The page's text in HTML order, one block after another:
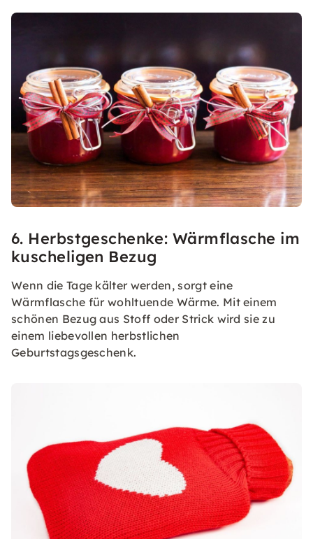
6. Herbstgeschenke: Wärmflasche im
kuscheligen Bezug
Wenn die Tage kälter werden, sorgt eine
Wärmflasche für wohltuende Wärme. Mit einem
schönen Bezug aus Stoff oder Strick wird sie zu
einem liebevollen herbstlichen
Geburtstagsgeschenk.